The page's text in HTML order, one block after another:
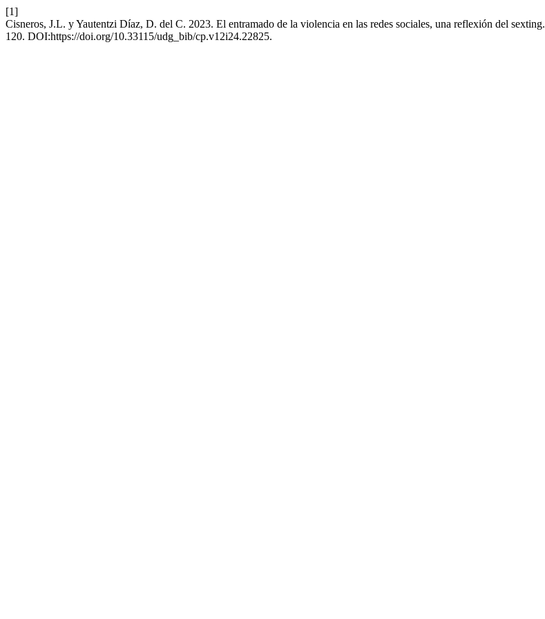
[1]
Cisneros, J.L. y Yautentzi Díaz, D. del C. 2023. El entramado de la violencia en las redes sociales, una reflexión del sexting.
120. DOI:https://doi.org/10.33115/udg_bib/cp.v12i24.22825.